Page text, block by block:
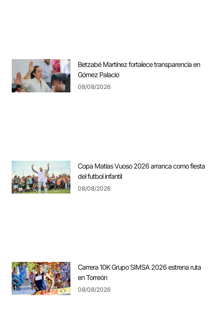
Betzabé Martínez fortalece transparencia en
Gómez Palacio
08/08/2026
Copa Matías Vuoso 2026 arranca como fiesta
del futbol infantil
08/08/2026
Carrera 10K Grupo SIMSA 2026 estrena ruta
en Torreón
08/08/2026